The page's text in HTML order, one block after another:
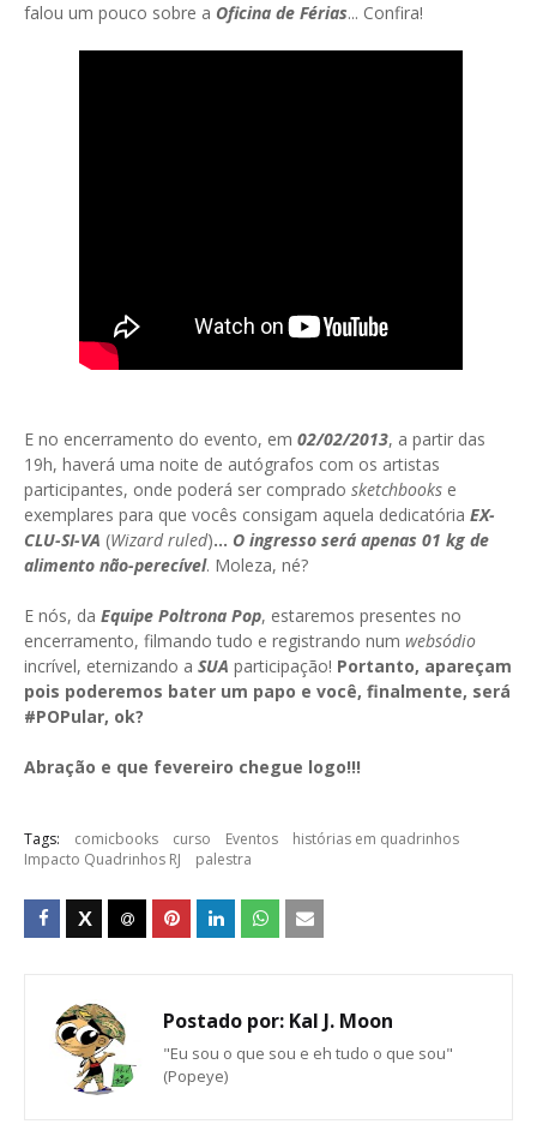
falou um pouco sobre a Oficina de Férias... Confira!
E no encerramento do evento, em 02/02/2013, a partir das
19h, haverá uma noite de autógrafos com os artistas
participantes, onde poderá ser comprado sketchbooks e
exemplares para que vocês consigam aquela dedicatória EX-
CLU-SI-VA (Wizard ruled)... O ingresso será apenas 01 kg de
alimento não-perecível. Moleza, né?
E nós, da Equipe Poltrona Pop, estaremos presentes no
encerramento, filmando tudo e registrando num websódio
incrível, eternizando a SUA participação! Portanto, apareçam
pois poderemos bater um papo e você, finalmente, será
#POPular, ok?
Abração e que fevereiro chegue logo!!!
Tags: comicbooks curso Eventos
histórias em quadrinhos
Impacto Quadrinhos RJ
palestra
Postado por: Kal J. Moon
"Eu sou o que sou e eh tudo o que sou"
(Popeye)